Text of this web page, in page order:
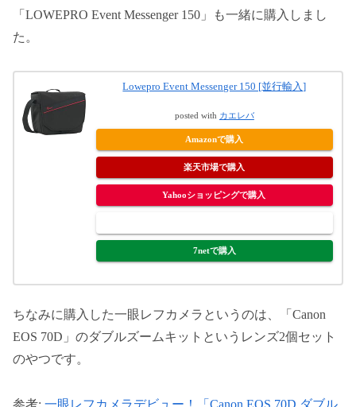
「LOWEPRO Event Messenger 150」も一緒に購入しまし
た。
Lowepro Event Messenger 150 [並行輸入]
posted with カエレバ
Amazonで購入
楽天市場で購入
Yahooショッピングで購入
7netで購入
ちなみに購入した一眼レフカメラというのは、「Canon
EOS 70D」のダブルズームキットというレンズ2個セット
のやつです。
参考: 一眼レフカメラデビュー！「Canon EOS 70D ダブル